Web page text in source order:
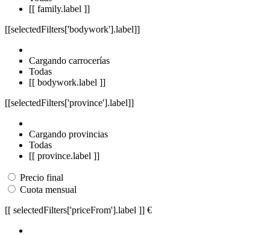
[[ family.label ]]
[[selectedFilters['bodywork'].label]]
Cargando carrocerías
Todas
[[ bodywork.label ]]
[[selectedFilters['province'].label]]
Cargando provincias
Todas
[[ province.label ]]
Precio final
Cuota mensual
[[ selectedFilters['priceFrom'].label ]] €